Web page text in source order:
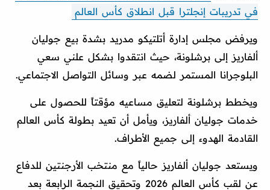
في تدريبات إنجلترا قبل انطلاق كأس العالم
ويرفض مجلس إدارة أتلتيكو مدريد بشدة بيع جوليان
ألفاريز إلى برشلونة، حيث انتقدوا بشكل علني سعي
البلوجرانا المستمر لضمه عبر وسائل التواصل الاجتماعي.
ويخطط برشلونة لتعليق مساعيه مؤقتاً للحصول على
خدمات جوليان ألفاريز، ويأمل أن تعيد بطولة كأس العالم
القادمة الهدوء إلى جميع الأطراف.
ويستعد جوليان ألفاريز حالياً مع منتخب الأرجنتين للدفاع
عن لقب كأس العالم 2026 وتحقيق النجمة الرابعة بعد